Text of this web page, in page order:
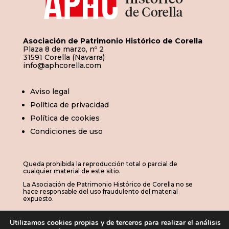
Asociación de Patrimonio Histórico de Corella
Plaza 8 de marzo, nº 2
31591 Corella (Navarra)
info@aphcorella.com
Aviso legal
Política de privacidad
Política de cookies
Condiciones de uso
Queda prohibida la reproducción total o parcial de
cualquier material de este sitio.
La Asociación de Patrimonio Histórico de Corella no se
hace responsable del uso fraudulento del material
expuesto.
Utilizamos cookies propias y de terceros para realizar el análisis